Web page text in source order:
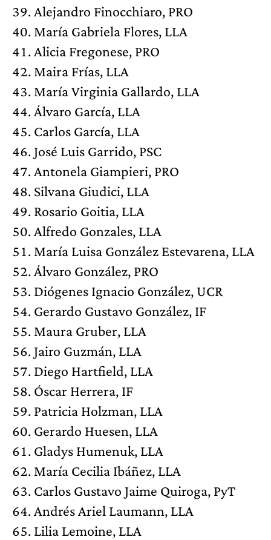
Alejandro Finocchiaro, PRO
María Gabriela Flores, LLA
Alicia Fregonese, PRO
Maira Frías, LLA
María Virginia Gallardo, LLA
Álvaro García, LLA
Carlos García, LLA
José Luis Garrido, PSC
Antonela Giampieri, PRO
Silvana Giudici, LLA
Rosario Goitia, LLA
Alfredo Gonzales, LLA
María Luisa González Estevarena, LLA
Álvaro González, PRO
Diógenes Ignacio González, UCR
Gerardo Gustavo González, IF
Maura Gruber, LLA
Jairo Guzmán, LLA
Diego Hartfield, LLA
Óscar Herrera, IF
Patricia Holzman, LLA
Gerardo Huesen, LLA
Gladys Humenuk, LLA
María Cecilia Ibáñez, LLA
Carlos Gustavo Jaime Quiroga, PyT
Andrés Ariel Laumann, LLA
Lilia Lemoine, LLA